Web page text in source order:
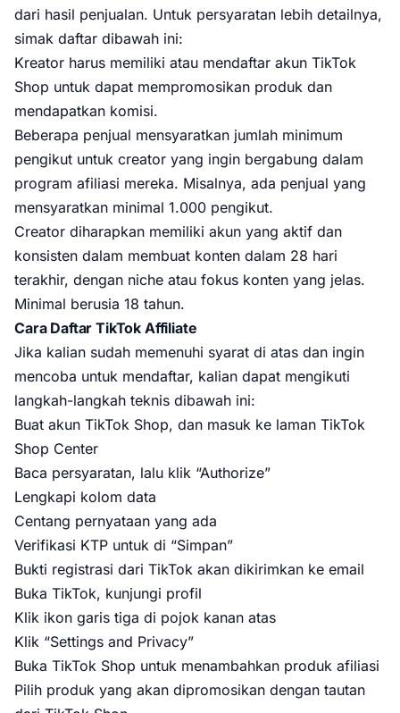
dari hasil penjualan. Untuk persyaratan lebih detailnya,
simak daftar dibawah ini:
Kreator harus memiliki atau mendaftar akun TikTok
Shop untuk dapat mempromosikan produk dan
mendapatkan komisi.
Beberapa penjual mensyaratkan jumlah minimum
pengikut untuk creator yang ingin bergabung dalam
program afiliasi mereka. Misalnya, ada penjual yang
mensyaratkan minimal 1.000 pengikut.
Creator diharapkan memiliki akun yang aktif dan
konsisten dalam membuat konten dalam 28 hari
terakhir, dengan niche atau fokus konten yang jelas.
Minimal berusia 18 tahun.
Cara Daftar TikTok Affiliate
Jika kalian sudah memenuhi syarat di atas dan ingin
mencoba untuk mendaftar, kalian dapat mengikuti
langkah-langkah teknis dibawah ini:
Buat akun TikTok Shop, dan masuk ke laman TikTok
Shop Center
Baca persyaratan, lalu klik “Authorize”
Lengkapi kolom data
Centang pernyataan yang ada
Verifikasi KTP untuk di “Simpan”
Bukti registrasi dari TikTok akan dikirimkan ke email
Buka TikTok, kunjungi profil
Klik ikon garis tiga di pojok kanan atas
Klik “Settings and Privacy”
Buka TikTok Shop untuk menambahkan produk afiliasi
Pilih produk yang akan dipromosikan dengan tautan